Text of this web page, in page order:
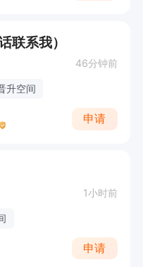
联系我）
46分钟前
升空间
申请
1小时前
申请